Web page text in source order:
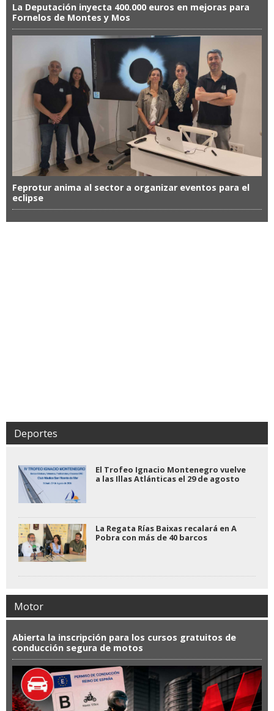
La Deputación inyecta 400.000 euros en mejoras para
Fornelos de Montes y Mos
Feprotur anima al sector a organizar eventos para el
eclipse
Deportes
El Trofeo Ignacio Montenegro vuelve
a las Illas Atlánticas el 29 de agosto
La Regata Rías Baixas recalará en A
Pobra con más de 40 barcos
Motor
Abierta la inscripción para los cursos gratuitos de
conducción segura de motos